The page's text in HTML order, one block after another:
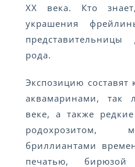
XX века. Кто
украшения
представительницы
рода.
Экспозицию
аквамаринами,
веке, а также
родохрозитом,
бриллиантами
печатью,